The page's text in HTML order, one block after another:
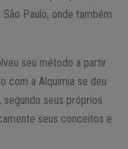
Paulo, onde também
seu método a partir
com a Alquimia se deu
seus próprios
seus conceitos e